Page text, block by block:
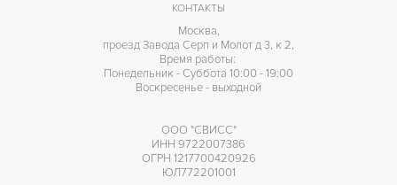
КОНТАКТЫ
Москва,
проезд Завода Серп и Молот д 3, к 2,
Время работы:
Понедельник - Суббота 10:00 - 19:00
Воскресенье - выходной
ООО "СВИСС"
ИНН 9722007386
ОГРН 1217700420926
ЮЛ772201001